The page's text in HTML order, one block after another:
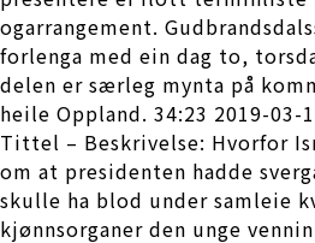
ogarrangement.
forlenga med ein dag to,
delen er særleg mynta på
heile Oppland. 34:23 2019-03-
Tittel – Beskrivelse: Hvorfor
om at presidenten hadde
skulle ha blod under samleie
kjønnsorganer den unge